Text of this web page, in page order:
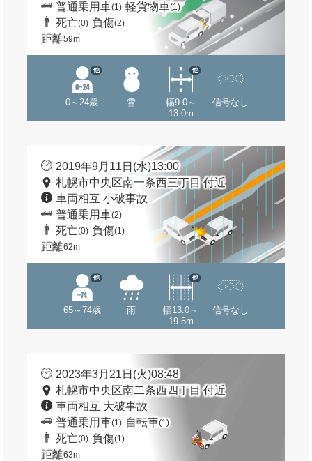
普通乗用車(1) 軽貨物車(1)
死亡(0) 負傷(2)
距離59m
0～24歳
他
雪
幅9.0～
13.0m
他
信号なし
2019年9月11日(水)13:00
札幌市中央区南一条西三丁目 付近
車両相互 小破事故
普通乗用車(2)
死亡(0) 負傷(1)
距離62m
65～74歳
他
雨
幅13.0～
19.5m
他
信号なし
2023年3月21日(火)08:48
札幌市中央区南二条西四丁目 付近
車両相互 大破事故
普通乗用車(1) 自転車(1)
死亡(0) 負傷(1)
距離63m